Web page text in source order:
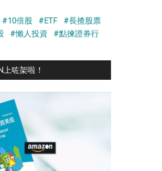
#10倍股 #ETF
#長揸股票
#懶人投資 #點揀證券行
咗架啦！